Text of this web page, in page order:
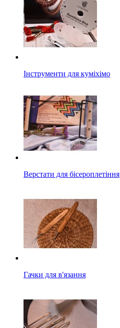
Інструменти для куміхімо
Верстати для бісероплетіння
Гачки для в'язання